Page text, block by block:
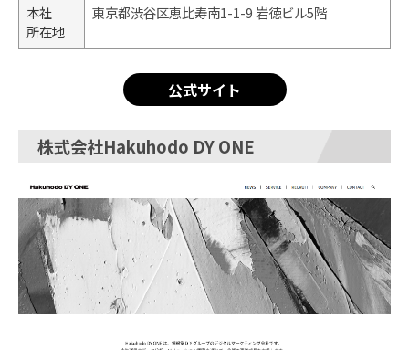
本社
所在地
東京都渋谷区恵比寿南1-1-9 岩徳ビル5階
公式サイト
株式会社Hakuhodo DY ONE